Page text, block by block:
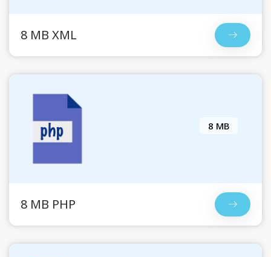
8 MB XML
8 MB
8 MB PHP